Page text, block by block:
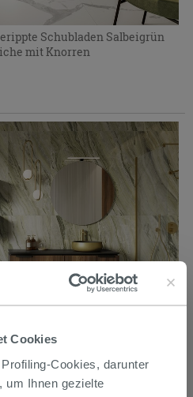
Cookies
Cookies, darunter
um Ihnen gezielte
Schubladen Salbeigrün
mit Knorren
Cannucciato Walnuss
Matt